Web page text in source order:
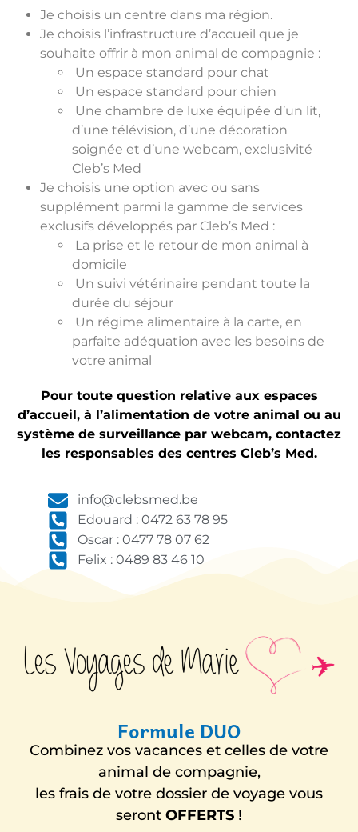
Je choisis un centre dans ma région.
Je choisis l’infrastructure d’accueil que je
souhaite offrir à mon animal de compagnie :
Un espace standard pour chat
Un espace standard pour chien
Une chambre de luxe équipée d’un lit,
d’une télévision, d’une décoration
soignée et d’une webcam, exclusivité
Cleb’s Med
Je choisis une option avec ou sans
supplément parmi la gamme de services
exclusifs développés par Cleb’s Med :
La prise et le retour de mon animal à
domicile
Un suivi vétérinaire pendant toute la
durée du séjour
Un régime alimentaire à la carte, en
parfaite adéquation avec les besoins de
votre animal
Pour toute question relative aux espaces
d’accueil, à l’alimentation de votre animal ou au
système de surveillance par webcam, contactez
les responsables des centres Cleb’s Med.
info@clebsmed.be
Edouard : 0472 63 78 95
Oscar : 0477 78 07 62
Felix : 0489 83 46 10
Formule DUO
Combinez vos vacances et celles de votre
animal de compagnie,
les frais de votre dossier de voyage vous
seront OFFERTS !